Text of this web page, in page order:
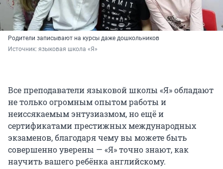
Родители записывают на курсы даже дошкольников
Источник: языковая школа «Я»
Все преподаватели языковой школы «Я» обладают
не только огромным опытом работы и
неиссякаемым энтузиазмом, но ещё и
сертификатами престижных международных
экзаменов, благодаря чему вы можете быть
совершенно уверены — «Я» точно знают, как
научить вашего ребёнка английскому.